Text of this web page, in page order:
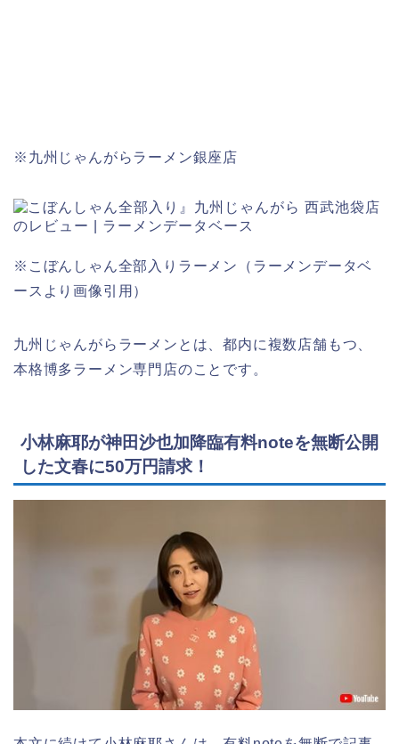
※九州じゃんがらラーメン銀座店
※こぼんしゃん全部入りラーメン（ラーメンデータベ
ースより画像引用）
九州じゃんがらラーメンとは、都内に複数店舗もつ、
本格博多ラーメン専門店のことです。
小林麻耶が神田沙也加降臨有料noteを無断公開
した文春に50万円請求！